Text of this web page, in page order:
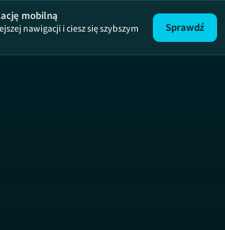
mobilną
nawigacji i ciesz się szybszym
Sprawdź